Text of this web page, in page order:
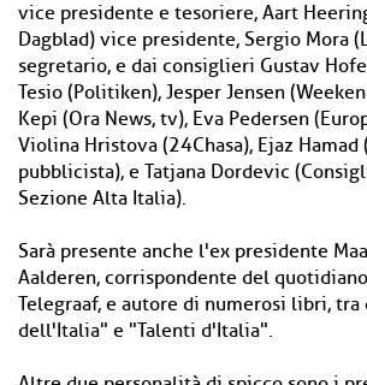
vice presidente e tesoriere, Aart
Dagblad) vice presidente, Sergio Mora
segretario, e dai consiglieri Gustav
Tesio (Politiken), Jesper Jensen
Kepi (Ora News, tv), Eva Pedersen
Violina Hristova (24Chasa), Ejaz
pubblicista), e Tatjana Dordevic
Sezione Alta Italia).
Sarà presente anche l'ex presidente
Aalderen, corrispondente del
Telegraaf, e autore di numerosi libri,
dell'Italia" e "Talenti d'Italia".